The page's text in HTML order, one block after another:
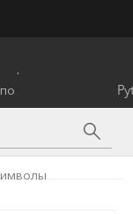
по
инструментам